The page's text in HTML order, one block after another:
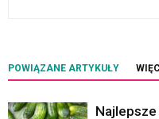
POWIĄZANE ARTYKUŁY